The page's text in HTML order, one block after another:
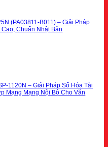
(PA03811-B011) – Giải Pháp
Chuẩn Nhật Bản
1120N – Giải Pháp Số Hóa Tài
Mạng Mạng Nội Bộ Cho Văn